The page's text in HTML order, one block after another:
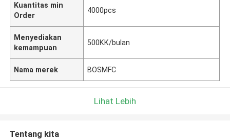
Kuantitas min
Order
4000pcs
Menyediakan
kemampuan
500KK/bulan
Nama merek BOSMFC
Lihat Lebih
Tentang kita